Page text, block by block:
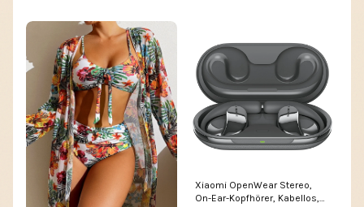
Xiaomi OpenWear Stereo,
On-Ear-Kopfhörer, Kabellos,